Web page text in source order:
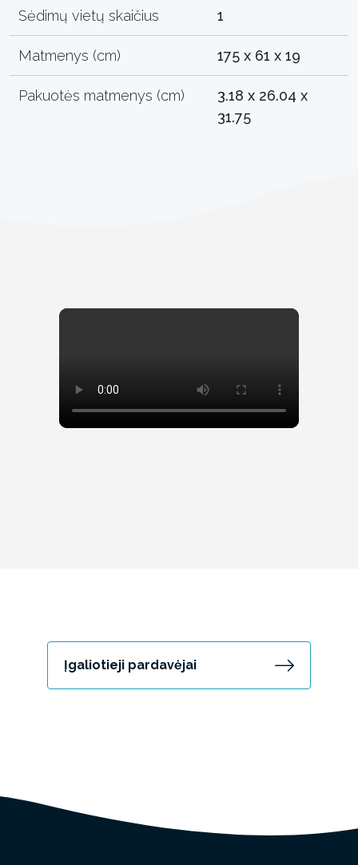
Sėdimų vietų skaičius 1
Matmenys (cm) 175 x 61 x 19
Pakuotės matmenys (cm)
3.18 x 26.04 x
31.75
Įgaliotieji pardavėjai